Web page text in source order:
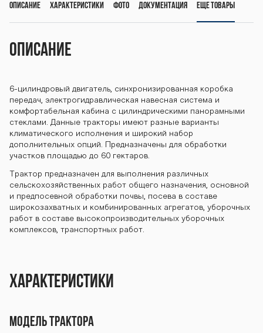
eriya-1500-15
23-3 seriya-15
00-1523-3 ser
iya-1500-1523
-3 seriya-1500
-1523-3 seriya
-1500-1523-3
Описание Характеристики Фото Документация Еще товары
Описание
6-цилиндровый двигатель, синхронизированная коробка
передач, электрогидравлическая навесная система и
комфортабельная кабина с цилиндрическими панорамными
стеклами. Данные тракторы имеют разные варианты
климатического исполнения и широкий набор
дополнительных опций. Предназначены для обработки
участков площадью до 60 гектаров.
Трактор предназначен для выполнения различных
сельскохозя­йственных работ общего назначения, основной
и предпосевной обработки почвы, посева в составе
широкозахватных и комбинированных агрегатов, уборочных
работ в составе высокопроизводительных уборочных
комплексов, транспортных работ.
Характеристики
МОДЕЛЬ ТРАКТОРА